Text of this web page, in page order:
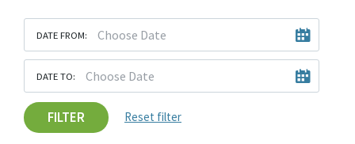
DATE FROM:
DATE TO:
FILTER Reset filter